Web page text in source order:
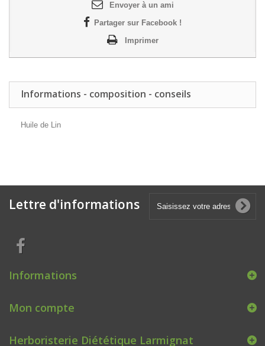
Envoyer à un ami
Partager sur Facebook !
Imprimer
Informations - composition - conseils
Huile de Lin
Lettre d'informations
Informations
Mon compte
Herboristerie Diététique Larmignat